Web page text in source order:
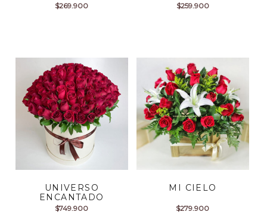
$269.900 $259.900
UNIVERSO
ENCANTADO
$749.900
MI CIELO
$279.900